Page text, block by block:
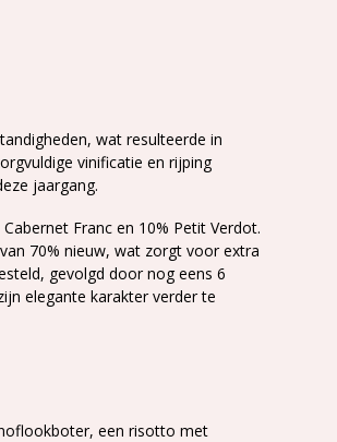
wat resulteerde in
vinificatie en rijping
jaargang.
Franc en 10% Petit Verdot.
70% nieuw, wat zorgt voor extra
gevolgd door nog eens 6
elegante karakter verder te
een risotto met